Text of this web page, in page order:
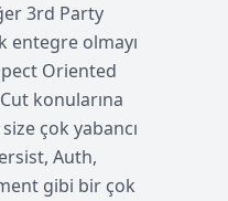
3rd Party
entegre olmayı
Oriented
konularına
çok yabancı
Auth,
gibi bir çok